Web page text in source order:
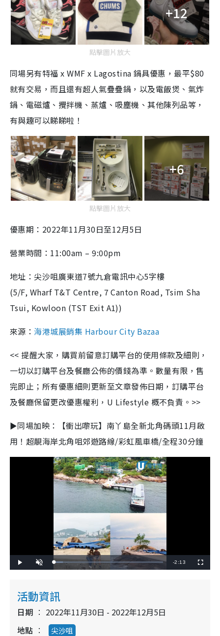
+12
點擊圖片放大
同場另有特福 x WMF x Lagostina 鍋具優惠，最平$80
就有交易，而且還有超人氣疊疊鍋，以及電飯煲、氣炸
鍋、電磁爐、攪拌機、蒸爐、吸塵機、其他陳列品等，
有與趣可以睇睇啦！
+6
點擊圖片放大
優惠期：2022年11月30日至12月5日
營業時間：11:00am – 9:00pm
地址：尖沙咀廣東道7號九倉電訊中心5字樓
(5/F, Wharf T&T Centre, 7 Canton Road, Tsim Sha
Tsui, Kowloon (TST Exit A1))
來源： 海港城展銷集 Harbour City Bazaa
<< 提醒大家，購買前留意訂購平台的使用條款及細則，
一切以訂購平台及餐廳公佈的價錢為準。數量有限，售
完即止；所有優惠細則更新至文章發佈日期，訂購平台
及餐廳保留更改優惠權利，U Lifestyle 概不負責。>>
►同場加映：【衝出嚟玩】南丫島全新北角碼頭11月啟
用！超靚海岸北角咀郊遊路線/彩虹風車橋/全程30分鐘
l
n
L
o
:
8
.
2
R
-2:13
u
活動資訊
日期
2022年11月30日 - 2022年12月5日
地點
尖沙咀